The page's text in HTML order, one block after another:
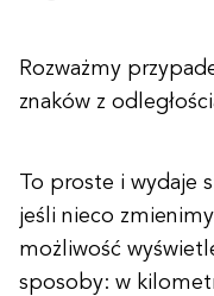
Rozważmy
znaków z
To proste i wydaje
jeśli nieco
możliwość
sposoby: w